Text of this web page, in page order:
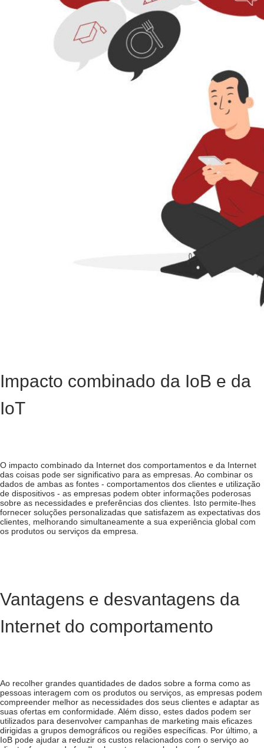
Impacto combinado da IoB e da
IoT
O impacto combinado da Internet dos comportamentos e da Internet
das coisas pode ser significativo para as empresas. Ao combinar os
dados de ambas as fontes - comportamentos dos clientes e utilização
de dispositivos - as empresas podem obter informações poderosas
sobre as necessidades e preferências dos clientes. Isto permite-lhes
fornecer soluções personalizadas que satisfazem as expectativas dos
clientes, melhorando simultaneamente a sua experiência global com
os produtos ou serviços da empresa.
Vantagens e desvantagens da
Internet do comportamento
Ao recolher grandes quantidades de dados sobre a forma como as
pessoas interagem com os produtos ou serviços, as empresas podem
compreender melhor as necessidades dos seus clientes e adaptar as
suas ofertas em conformidade. Além disso, estes dados podem ser
utilizados para desenvolver campanhas de marketing mais eficazes
dirigidas a grupos demográficos ou regiões específicas. Por último, a
IoB pode ajudar a reduzir os custos relacionados com o serviço ao